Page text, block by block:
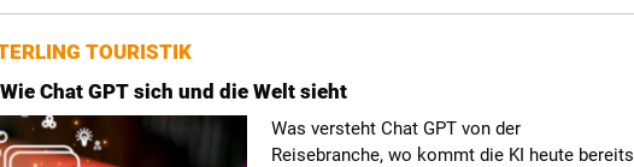
TOURISTIK
Chat GPT sich und die Welt sieht
Was versteht Chat GPT von der
Reisebranche, wo kommt die KI heute bereits